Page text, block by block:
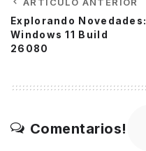
ARTÍCULO ANTERIOR
Explorando Novedades:
Windows 11 Build
26080
Comentarios!